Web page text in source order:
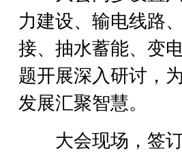
力建设、输电线路
接、抽水蓄能、变
题开展深入研讨，
发展汇聚智慧。
大会现场，签订